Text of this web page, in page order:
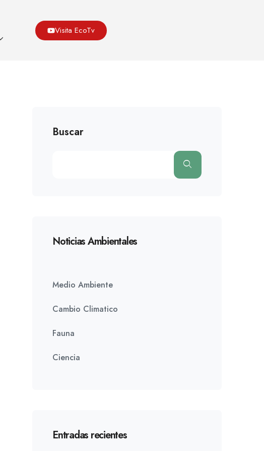
Visita EcoTv
El Crecimiento Urbano Afecta A La Distribución De Agua En Panamá
Buscar
Noticias Ambientales
Medio Ambiente
Cambio Climatico
Fauna
Ciencia
Entradas recientes